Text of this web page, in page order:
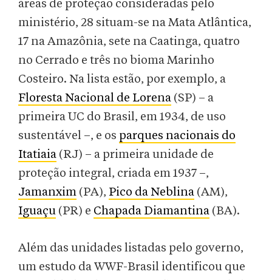
áreas de proteção consideradas pelo
ministério, 28 situam-se na Mata Atlântica,
17 na Amazônia, sete na Caatinga, quatro
no Cerrado e três no bioma Marinho
Costeiro. Na lista estão, por exemplo, a
Floresta Nacional de Lorena (SP) – a
primeira UC do Brasil, em 1934, de uso
sustentável –, e os parques nacionais do
Itatiaia (RJ) – a primeira unidade de
proteção integral, criada em 1937 –,
Jamanxim (PA), Pico da Neblina (AM),
Iguaçu (PR) e Chapada Diamantina (BA).
Além das unidades listadas pelo governo,
um estudo da WWF-Brasil identificou que